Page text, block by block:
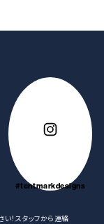
#tentmarkdesigns
！スタッフから連絡